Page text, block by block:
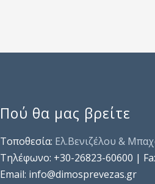
Πού θα μας βρείτε
Τοποθεσία: Ελ.Βενιζέλου &
Τηλέφωνo: +30-26823-60600 |
Email: info@dimosprevezas.gr